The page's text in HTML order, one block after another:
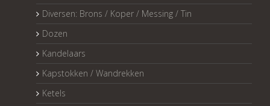
Diversen: Brons / Koper / Messing / Tin
Dozen
Kandelaars
Kapstokken / Wandrekken
Ketels